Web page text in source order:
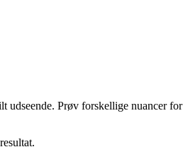
udseende. Prøv forskellige nuancer for